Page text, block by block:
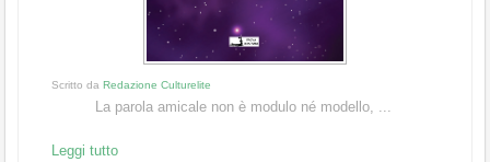
Scritto da Redazione Culturelite
La parola amicale non è modulo né modello, ...
Leggi tutto